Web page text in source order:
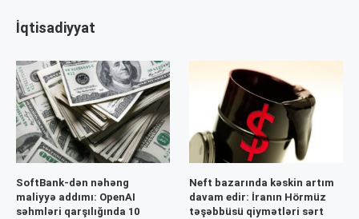
İqtisadiyyat
SoftBank-dən nəhəng
maliyyə addımı: OpenAI
səhmləri qarşılığında 10
Neft bazarında kəskin artım
davam edir: İranın Hörmüz
təşəbbüsü qiymətləri sərt